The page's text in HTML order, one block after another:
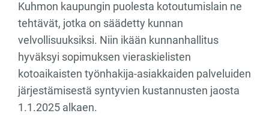
Kuhmon kaupungin puolesta kotoutumislain ne
tehtävät, jotka on säädetty kunnan
velvollisuuksiksi. Niin ikään kunnanhallitus
hyväksyi sopimuksen vieraskielisten
kotoaikaisten työnhakija-asiakkaiden palveluiden
järjestämisestä syntyvien kustannusten jaosta
1.1.2025 alkaen.